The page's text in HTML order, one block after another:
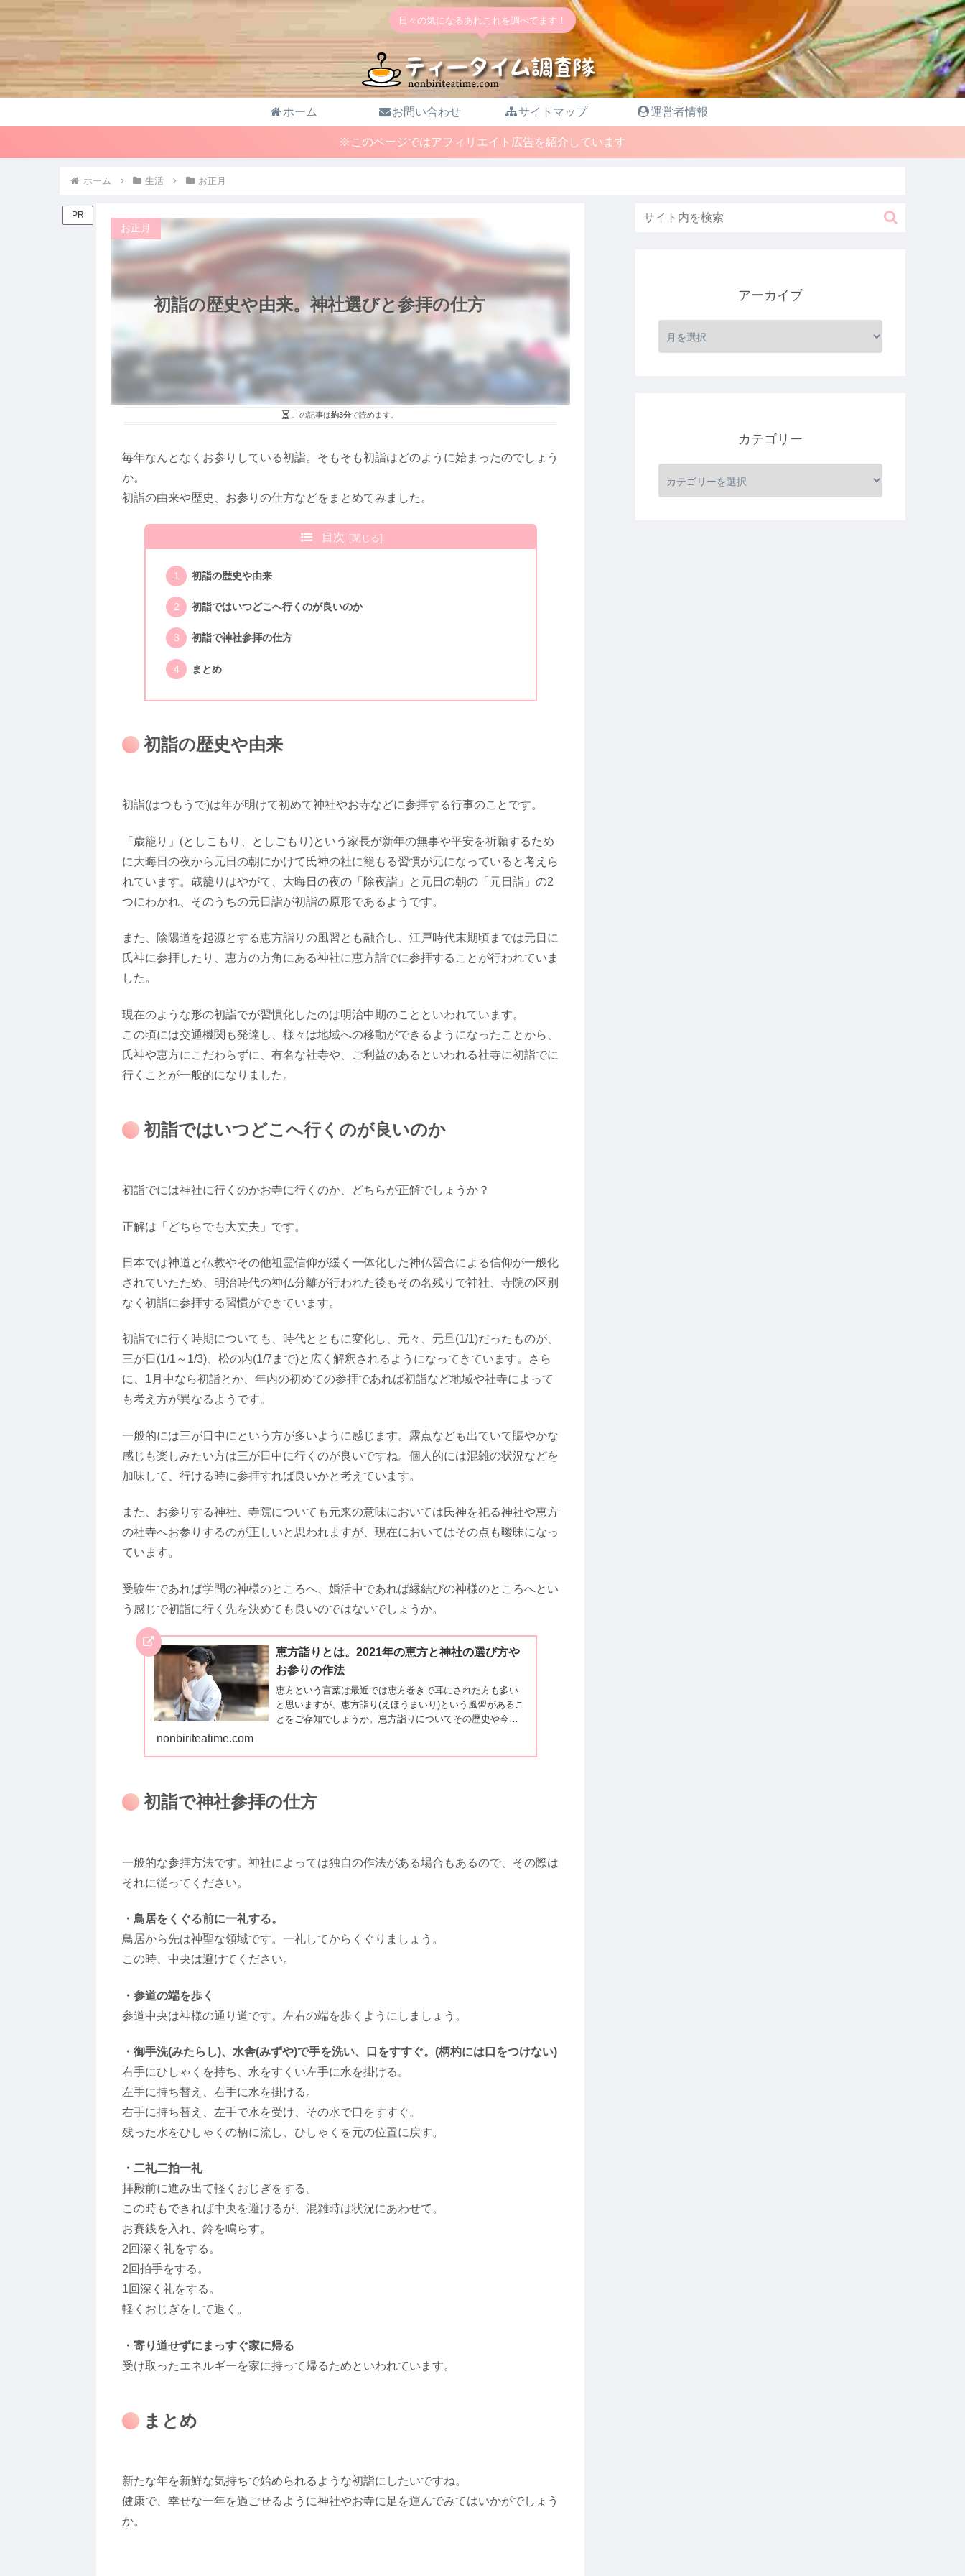
日々の気になるあれこれを調べてます！
ホーム お問い合わせ サイトマップ 運営者情報
※このページではアフィリエイト広告を紹介しています
ホーム 生活 お正月
PR
初詣の歴史や由来。神社選びと参拝の仕方
お正月
この記事は約3分で読めます。
毎年なんとなくお参りしている初詣。そもそも初詣はどのように始まったのでしょう
か。
初詣の由来や歴史、お参りの仕方などをまとめてみました。
目次
初詣の歴史や由来
初詣ではいつどこへ行くのが良いのか
初詣で神社参拝の仕方
まとめ
初詣の歴史や由来
初詣(はつもうで)は年が明けて初めて神社やお寺などに参拝する行事のことです。
「歳籠り」(としこもり、としごもり)という家長が新年の無事や平安を祈願するため
に大晦日の夜から元日の朝にかけて氏神の社に籠もる習慣が元になっていると考えら
れています。歳籠りはやがて、大晦日の夜の「除夜詣」と元日の朝の「元日詣」の2
つにわかれ、そのうちの元日詣が初詣の原形であるようです。
また、陰陽道を起源とする恵方詣りの風習とも融合し、江戸時代末期頃までは元日に
氏神に参拝したり、恵方の方角にある神社に恵方詣でに参拝することが行われていま
した。
現在のような形の初詣でが習慣化したのは明治中期のことといわれています。
この頃には交通機関も発達し、様々は地域への移動ができるようになったことから、
氏神や恵方にこだわらずに、有名な社寺や、ご利益のあるといわれる社寺に初詣でに
行くことが一般的になりました。
初詣ではいつどこへ行くのが良いのか
初詣でには神社に行くのかお寺に行くのか、どちらが正解でしょうか？
正解は「どちらでも大丈夫」です。
日本では神道と仏教やその他祖霊信仰が緩く一体化した神仏習合による信仰が一般化
されていたため、明治時代の神仏分離が行われた後もその名残りで神社、寺院の区別
なく初詣に参拝する習慣ができています。
初詣でに行く時期についても、時代とともに変化し、元々、元旦(1/1)だったものが、
三が日(1/1～1/3)、松の内(1/7まで)と広く解釈されるようになってきています。さら
に、1月中なら初詣とか、年内の初めての参拝であれば初詣など地域や社寺によって
も考え方が異なるようです。
一般的には三が日中にという方が多いように感じます。露点なども出ていて賑やかな
感じも楽しみたい方は三が日中に行くのが良いですね。個人的には混雑の状況などを
加味して、行ける時に参拝すれば良いかと考えています。
また、お参りする神社、寺院についても元来の意味においては氏神を祀る神社や恵方
の社寺へお参りするのが正しいと思われますが、現在においてはその点も曖昧になっ
ています。
受験生であれば学問の神様のところへ、婚活中であれば縁結びの神様のところへとい
う感じで初詣に行く先を決めても良いのではないでしょうか。
恵方詣りとは。2021年の恵方と神社の選び方や
お参りの作法
恵方という言葉は最近では恵方巻きで耳にされた方も多い
と思いますが、恵方詣り(えほうまいり)という風習があるこ
とをご存知でしょうか。恵方詣りについてその歴史や今年
nonbiriteatime.com
初詣で神社参拝の仕方
一般的な参拝方法です。神社によっては独自の作法がある場合もあるので、その際は
それに従ってください。
・鳥居をくぐる前に一礼する。
鳥居から先は神聖な領域です。一礼してからくぐりましょう。
この時、中央は避けてください。
・参道の端を歩く
参道中央は神様の通り道です。左右の端を歩くようにしましょう。
・御手洗(みたらし)、水舎(みずや)で手を洗い、口をすすぐ。(柄杓には口をつけない)
右手にひしゃくを持ち、水をすくい左手に水を掛ける。
左手に持ち替え、右手に水を掛ける。
右手に持ち替え、左手で水を受け、その水で口をすすぐ。
残った水をひしゃくの柄に流し、ひしゃくを元の位置に戻す。
・二礼二拍一礼
拝殿前に進み出て軽くおじぎをする。
この時もできれば中央を避けるが、混雑時は状況にあわせて。
お賽銭を入れ、鈴を鳴らす。
2回深く礼をする。
2回拍手をする。
1回深く礼をする。
軽くおじぎをして退く。
・寄り道せずにまっすぐ家に帰る
受け取ったエネルギーを家に持って帰るためといわれています。
まとめ
新たな年を新鮮な気持ちで始められるような初詣にしたいですね。
健康で、幸せな一年を過ごせるように神社やお寺に足を運んでみてはいかがでしょう
か。
アーカイブ
カテゴリー